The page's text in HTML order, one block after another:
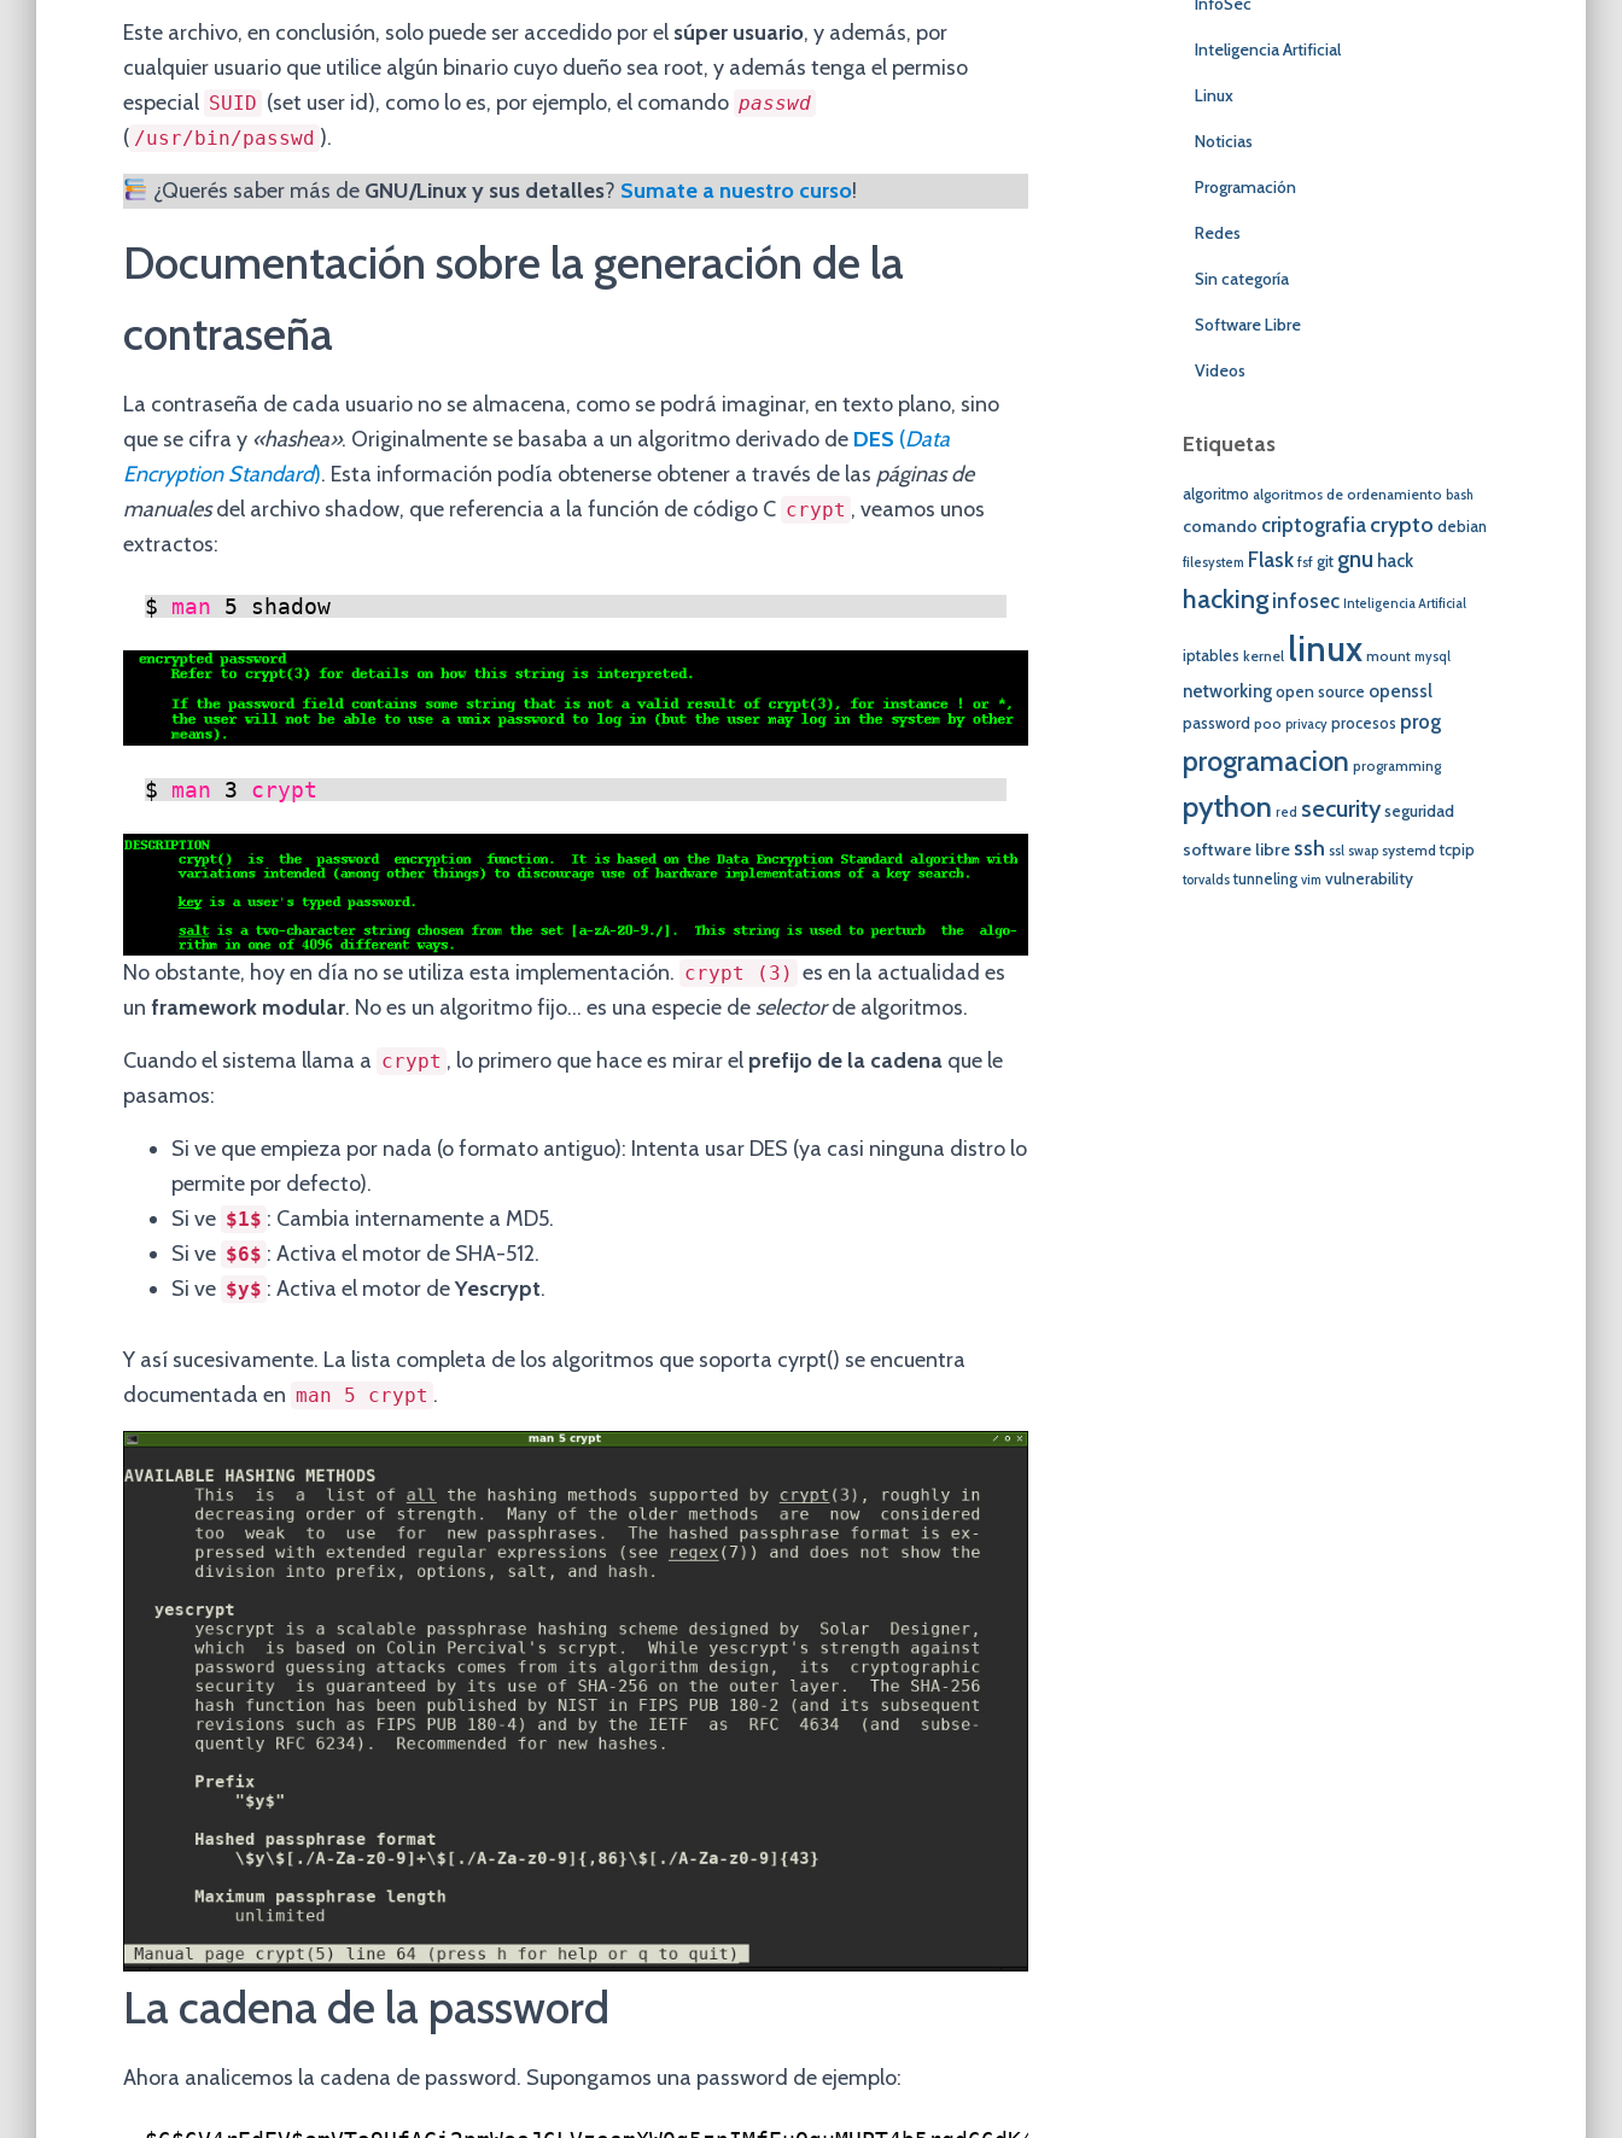
Este archivo, en conclusión, solo puede ser accedido por el súper usuario, y además, por
cualquier usuario que utilice algún binario cuyo dueño sea root, y además tenga el permiso
especial SUID (set user id), como lo es, por ejemplo, el comando passwd
( /usr/bin/passwd ).
¿Querés saber más de GNU/Linux y sus detalles? Sumate a nuestro curso!
Documentación sobre la generación de la
contraseña
La contraseña de cada usuario no se almacena, como se podrá imaginar, en texto plano, sino
que se cifra y «hashea». Originalmente se basaba a un algoritmo derivado de DES (Data
Encryption Standard). Esta información podía obtenerse obtener a través de las páginas de
manualesdel archivo shadow, que referencia a la función de código C crypt , veamos unos
extractos:
$ man 5 shadow
$ man 3 crypt
No obstante, hoy en día no se utiliza esta implementación. crypt (3) es en la actualidad es
un framework modular. No es un algoritmo fijo… es una especie de selectorde algoritmos.
Cuando el sistema llama a crypt , lo primero que hace es mirar el prefijo de la cadena que le
pasamos:
Si ve que empieza por nada (o formato antiguo): Intenta usar DES (ya casi ninguna distro lo
permite por defecto).
Si ve $1$ : Cambia internamente a MD5.
Si ve $6$ : Activa el motor de SHA-512.
Si ve $y$ : Activa el motor deYescrypt.
Y así sucesivamente. La lista completa de los algoritmos que soporta cyrpt() se encuentra
documentada en man 5 crypt .
La cadena de la password
Ahora analicemos la cadena de password. Supongamos una password de ejemplo:
Inteligencia Artificial
Linux
Noticias
Programación
Redes
Sin categoría
Software Libre
Videos
Etiquetas
algoritmo algoritmos de ordenamiento bash
comando criptografia crypto debian
filesystem Flask fsf git gnu hack
hacking infosec Inteligencia Artificial
iptables kernel linux mount mysql
networking open source openssl
password poo privacy procesos prog
programacion programming
python red security seguridad
software libre ssh ssl swap systemd tcpip
torvalds tunneling vim vulnerability